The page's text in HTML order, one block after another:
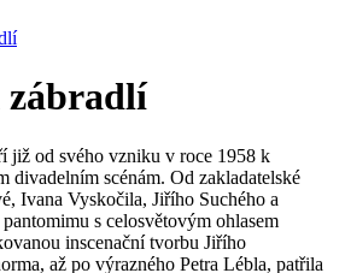
zábradlí
již od svého vzniku v roce 1958 k
divadelním scénám. Od zakladatelské
Ivana Vyskočila, Jiřího Suchého a
s celosvětovým ohlasem
inscenační tvorbu Jiřího
až po výrazného Petra Lébla, patřila